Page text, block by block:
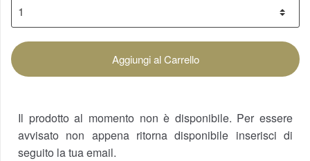
Aggiungi al Carrello
Il prodotto al momento non è disponibile. Per essere
avvisato non appena ritorna disponibile inserisci di
seguito la tua email.